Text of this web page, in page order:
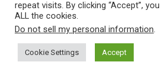
repeat visits. By clicking “Accept”,
ALL the cookies.
Do not sell my personal information.
Cookie Settings Accept